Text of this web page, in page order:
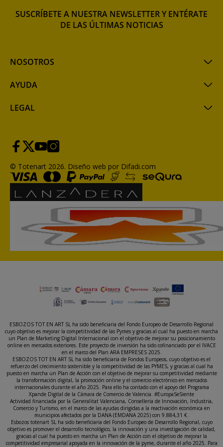
NOSOTROS
AYUDA
LEGAL
SUSCRÍBETE A NUESTRA NEWSLETTER Y ENTÉRATE
DE LAS ÚLTIMAS NOTICIAS
© Totenart 2026. Diseño web por Difadi.com
ESBOZOS TOT EN ART SL ha sido beneficiaria del Fondo Europeo de Desarrollo Regional
cuyo objetivo es mejorar la competitividad de las Pymes y gracias al cual ha puesto en marcha
un Plan de Marketing Digital Internacional con el objetivo de mejorar su posicionamiento
online en mercados exteriores. Este proyecto de inversión ha sido cofinanciado por el IVACE
en el marco del Plan ARA EMPRESES 2025.
ESBOZOS TOT EN ART SL ha sido beneficiaria de Fondos Europeos, cuyo objetivo es el
refuerzo del crecimiento sostenible y la competitividad de las PYMES, y gracias al cual ha
puesto en marcha un Plan de Acción con el objetivo de mejorar su competitividad mediante
la transformación digital, la promoción online y el comercio electrónico en mercados
internacionales durante el año 2025. Para ello ha contado con el apoyo del Programa
Xpande Digital de la Cámara de Comercio de Valencia. #EuropaSeSiente
Actividad financiada por la Generalitat Valenciana, Conselleria de Innovación, Industria,
Comercio y Turismo, en el marco de las ayudas dirigidas a la reactivación económica en
municipios afectados por la DANA (EMDANA 2025) con 9.884,31 €.
Esbozos totenart SL ha sido beneficiaria del Fondo Europeo de Desarrollo Regional, cuyo
objetivo es promover el desarrollo tecnológico, la innovación y una investigación de calidad,
gracias al cual ha puesto en marcha un Plan de Acción con el objetivo de mejorar la
competitividad empresarial apoyada en la innovación de la pyme, durante el año 2025. Para